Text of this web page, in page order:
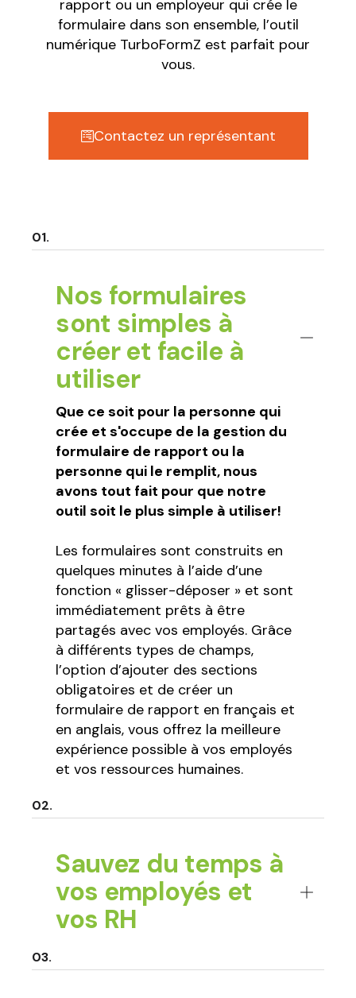
rapport ou un employeur qui crée le
formulaire dans son ensemble, l’outil
numérique TurboFormZ est parfait pour
vous.
Contactez un représentant
Nos formulaires
sont simples à
créer et facile à
utiliser
Que ce soit pour la personne qui
crée et s'occupe de la gestion du
formulaire de rapport ou la
personne qui le remplit, nous
avons tout fait pour que notre
outil soit le plus simple à utiliser!
Les formulaires sont construits en
quelques minutes à l’aide d’une
fonction « glisser-déposer » et sont
immédiatement prêts à être
partagés avec vos employés. Grâce
à différents types de champs,
l’option d’ajouter des sections
obligatoires et de créer un
formulaire de rapport en français et
en anglais, vous offrez la meilleure
expérience possible à vos employés
et vos ressources humaines.
Sauvez du temps à
vos employés et
vos RH